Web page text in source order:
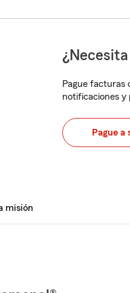
Pague facturas
notificaciones y
Pague a
misión